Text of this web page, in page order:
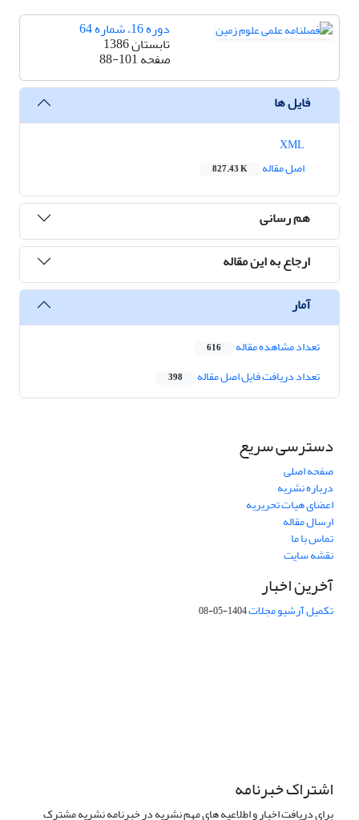
دوره 16، شماره 64
تابستان 1386
صفحه88-101
فایل ها
اصل مقاله
827.43 K
هم رسانی
ارجاع به این مقاله
آمار
تعداد مشاهده مقاله 616
تعداد دریافت فایل اصل مقاله 398
دسترسی سریع
صفحه اصلی
درباره نشریه
اعضای هیات تحریریه
ارسال مقاله
تماس با ما
نقشه سایت
آخرین اخبار
تکمیل آرشیو مجلات1404-05-08
اشتراک خبرنامه
برای دریافت اخبار و اطلاعیه های مهم نشریه در خبرنامه نشریه مشترک